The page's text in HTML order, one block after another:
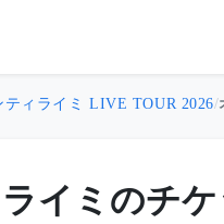
ティライミ LIVE TOUR 2026/
イミのチ